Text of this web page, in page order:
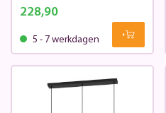
228,90
5 - 7 werkdagen